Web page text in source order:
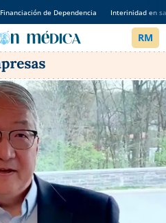
Financiación de Dependencia Interinidad en